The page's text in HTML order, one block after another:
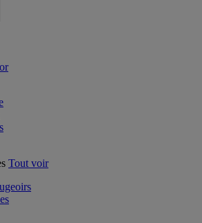
Tout voir